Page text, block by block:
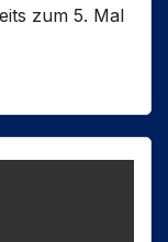
zum 5. Mal